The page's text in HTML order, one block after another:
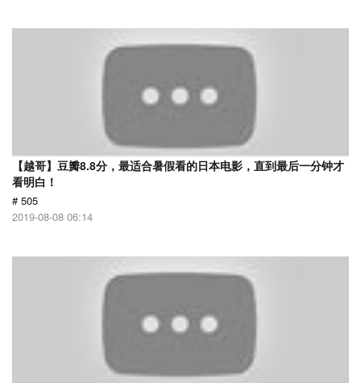
【越哥】豆瓣8.8分，最适合暑假看的日本电影，直到最后一分钟才
看明白！
# 505
2019-08-08 06:14